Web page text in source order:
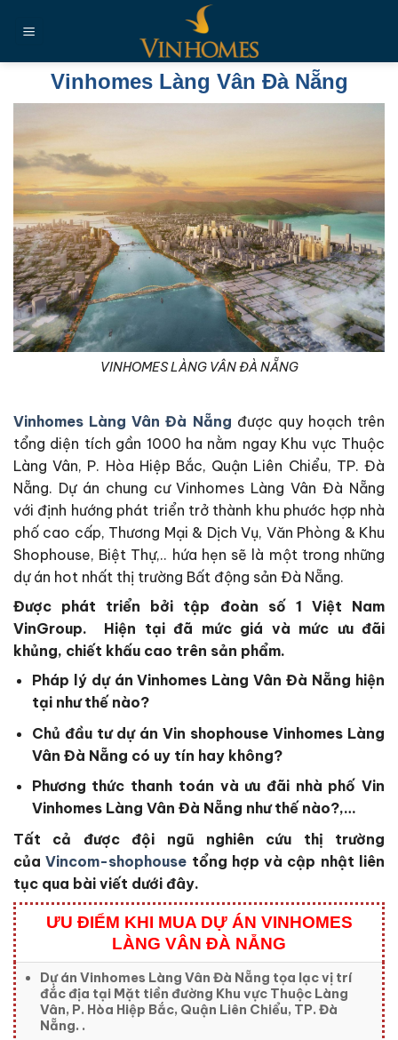
đến
Vinhomes Làng Vân Đà Nẵng
VINHOMES LÀNG VÂN ĐÀ NẴNG
Vinhomes Làng Vân Đà Nẵng được quy hoạch trên
tổng diện tích gần 1000 ha nằm ngay Khu vực Thuộc
Làng Vân, P. Hòa Hiệp Bắc, Quận Liên Chiểu, TP. Đà
Nẵng. Dự án chung cư Vinhomes Làng Vân Đà Nẵng
với định hướng phát triển trở thành khu phước hợp nhà
phố cao cấp, Thương Mại & Dịch Vụ, Văn Phòng & Khu
Shophouse, Biệt Thự,.. hứa hẹn sẽ là một trong những
dự án hot nhất thị trường Bất động sản Đà Nẵng.
Được phát triển bởi tập đoàn số 1 Việt Nam
VinGroup. Hiện tại đã mức giá và mức ưu đãi
khủng, chiết khấu cao trên sản phẩm.
Pháp lý dự án Vinhomes Làng Vân Đà Nẵng hiện
tại như thế nào?
Chủ đầu tư dự án Vin shophouse Vinhomes Làng
Vân Đà Nẵng có uy tín hay không?
Phương thức thanh toán và ưu đãi nhà phố Vin
Vinhomes Làng Vân Đà Nẵng như thế nào?,…
Tất cả được đội ngũ nghiên cứu thị trường
củaVincom-shophouse tổng hợp và cập nhật liên
tục qua bài viết dưới đây.
ƯU ĐIỂM KHI MUA DỰ ÁN VINHOMES
LÀNG VÂN ĐÀ NẴNG
Dự án Vinhomes Làng Vân Đà Nẵng tọa lạc vị trí
đắc địa tại Mặt tiền đường Khu vực Thuộc Làng
Vân, P. Hòa Hiệp Bắc, Quận Liên Chiểu, TP. Đà
Nẵng. .